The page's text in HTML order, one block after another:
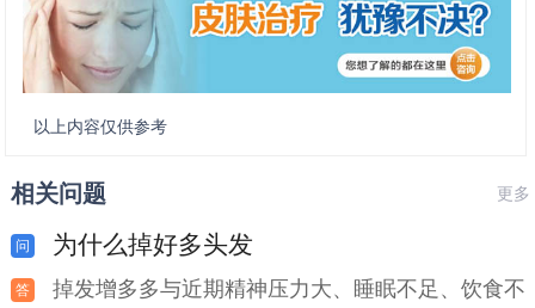
以上内容仅供参考
相关问题 更多
为什么掉好多头发
掉发增多多与近期精神压力大、睡眠不足、饮食不